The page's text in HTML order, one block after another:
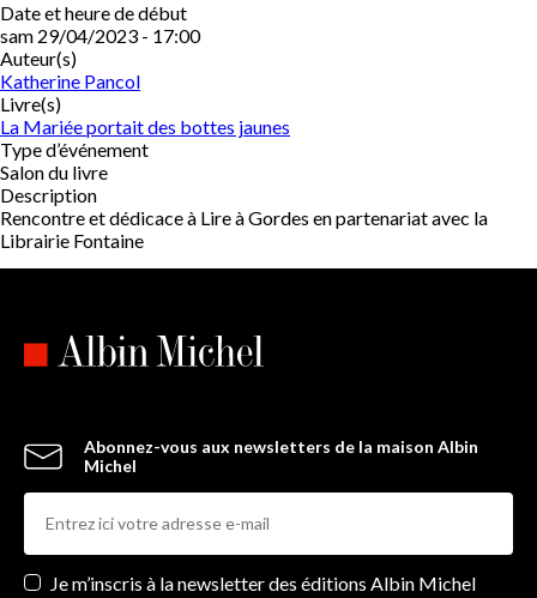
Date et heure de début
sam 29/04/2023 - 17:00
Auteur(s)
Katherine Pancol
Livre(s)
La Mariée portait des bottes jaunes
Type d’événement
Salon du livre
Description
Rencontre et dédicace à Lire à Gordes en partenariat avec la
Librairie Fontaine
Abonnez-vous aux newsletters de la maison Albin
Michel
Newsletters
Je m’inscris à la newsletter des éditions Albin Michel